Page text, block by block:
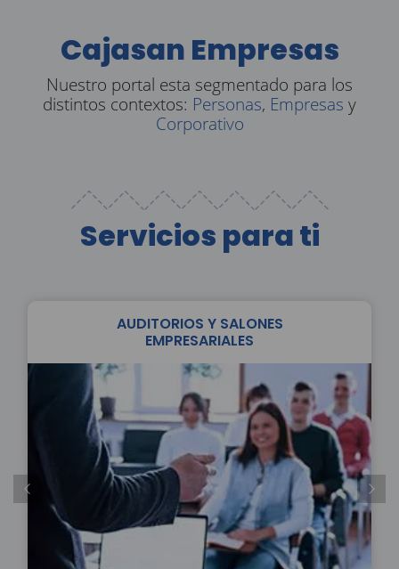
Cajasan Empresas
Nuestro portal esta segmentado para los
distintos contextos: Personas, Empresas y
Corporativo
Servicios para ti
AUDITORIOS Y SALONES
EMPRESARIALES